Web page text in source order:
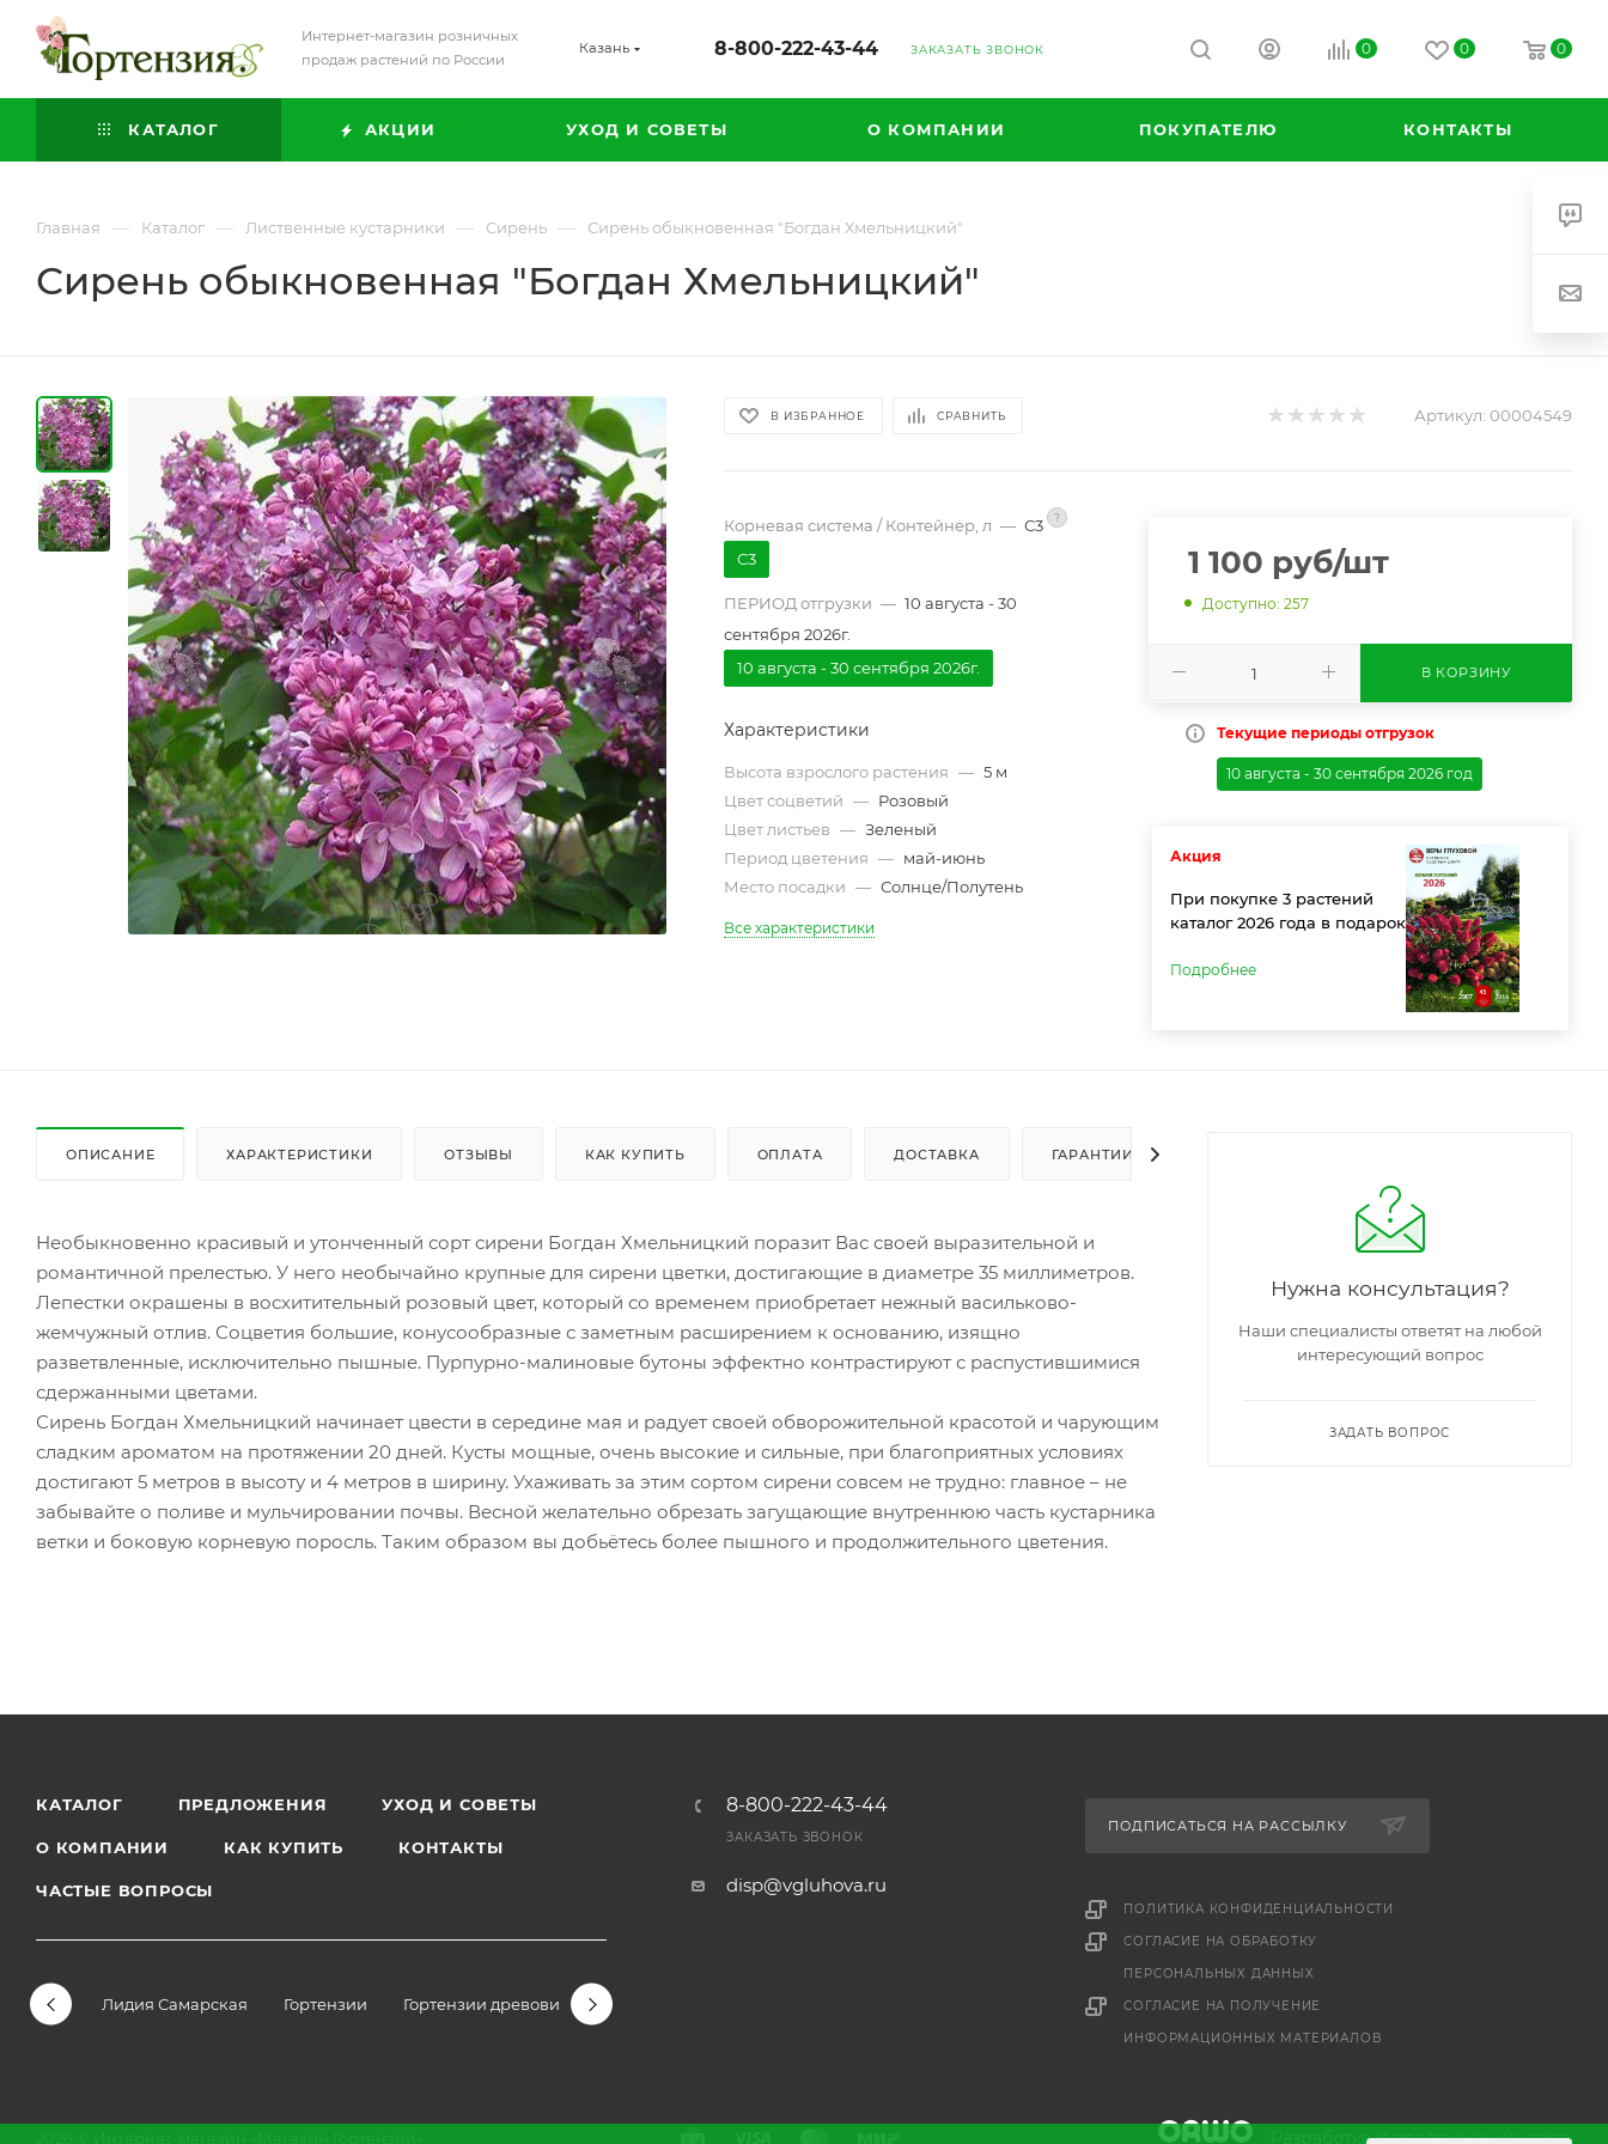
Интернет-магазин розничных
продаж растений по России
Казань 8-800-222-43-44 ЗАКАЗАТЬ ЗВОНОК 0 0 0
КАТАЛОГ АКЦИИ УХОД И СОВЕТЫ О КОМПАНИИ ПОКУПАТЕЛЮ КОНТАКТЫ
Главная — Каталог — Лиственные кустарники — Сирень — Сирень обыкновенная "Богдан Хмельницкий"
Сирень обыкновенная "Богдан Хмельницкий"
В ИЗБРАННОЕ СРАВНИТЬ Артикул: 00004549
Корневая система / Контейнер, л — С3 ?
С3
ПЕРИОД отгрузки — 10 августа - 30
сентября 2026г.
10 августа - 30 сентября 2026г.
Характеристики
Высота взрослого растения — 5 м
Цвет соцветий — Розовый
Цвет листьев — Зеленый
Период цветения — май-июнь
Место посадки — Солнце/Полутень
Все характеристики
1 100 руб/шт
Доступно: 257
В КОРЗИНУ
Текущие периоды отгрузок
10 августа - 30 сентября 2026 год
Акция
При покупке 3 растений
каталог 2026 года в подарок
Подробнее
ОПИСАНИЕ ХАРАКТЕРИСТИКИ ОТЗЫВЫ КАК КУПИТЬ ОПЛАТА ДОСТАВКА ГАРАНТИИ
Необыкновенно красивый и утонченный сорт сирени Богдан Хмельницкий поразит Вас своей выразительной и
романтичной прелестью. У него необычайно крупные для сирени цветки, достигающие в диаметре 35 миллиметров.
Лепестки окрашены в восхитительный розовый цвет, который со временем приобретает нежный васильково-
жемчужный отлив. Соцветия большие, конусообразные с заметным расширением к основанию, изящно
разветвленные, исключительно пышные. Пурпурно-малиновые бутоны эффектно контрастируют с распустившимися
сдержанными цветами.
Сирень Богдан Хмельницкий начинает цвести в середине мая и радует своей обворожительной красотой и чарующим
сладким ароматом на протяжении 20 дней. Кусты мощные, очень высокие и сильные, при благоприятных условиях
достигают 5 метров в высоту и 4 метров в ширину. Ухаживать за этим сортом сирени совсем не трудно: главное – не
забывайте о поливе и мульчировании почвы. Весной желательно обрезать загущающие внутреннюю часть кустарника
ветки и боковую корневую поросль. Таким образом вы добьётесь более пышного и продолжительного цветения.
Нужна консультация?
Наши специалисты ответят на любой
интересующий вопрос
ЗАДАТЬ ВОПРОС
КАТАЛОГ ПРЕДЛОЖЕНИЯ УХОД И СОВЕТЫ
О КОМПАНИИ КАК КУПИТЬ КОНТАКТЫ
ЧАСТЫЕ ВОПРОСЫ
Лидия Самарская Гортензии Гортензии древовидные
8-800-222-43-44
ЗАКАЗАТЬ ЗВОНОК
disp@vgluhova.ru
ПОДПИСАТЬСЯ НА РАССЫЛКУ
ПОЛИТИКА КОНФИДЕНЦИАЛЬНОСТИ
СОГЛАСИЕ НА ОБРАБОТКУ
ПЕРСОНАЛЬНЫХ ДАННЫХ
СОГЛАСИЕ НА ПОЛУЧЕНИЕ
ИНФОРМАЦИОННЫХ МАТЕРИАЛОВ
Разработкаипродвижение сайта